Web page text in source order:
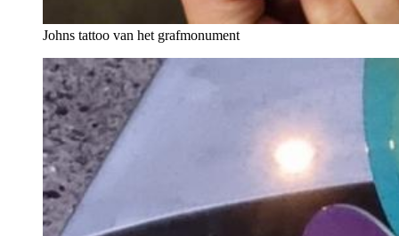
Johns tattoo van het grafmonument